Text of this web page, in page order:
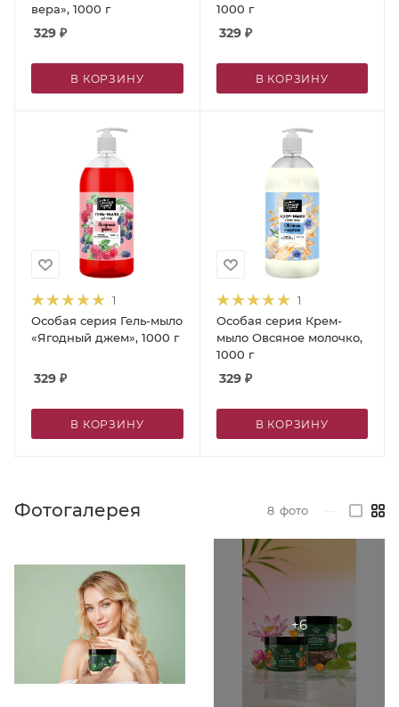
вера», 1000 г
329 ₽
В КОРЗИНУ
1000 г
329₽
В КОРЗИНУ
1
Особая серия Гель-мыло
«Ягодный джем», 1000 г
329 ₽
В КОРЗИНУ
1
Особая серия Крем-
мыло Овсяное молочко,
1000 г
329₽
В КОРЗИНУ
Фотогалерея 8 фото